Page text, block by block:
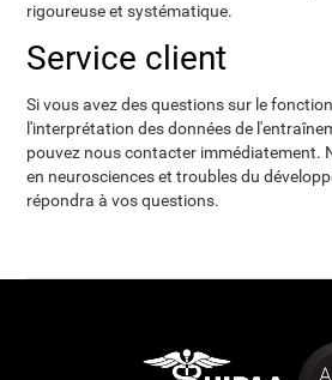
rigoureuse et systématique.
Service client
Si vous avez des questions sur le
l'interprétation des données de
pouvez nous contacter immédiatement.
en neurosciences et troubles du
répondra à vos questions.